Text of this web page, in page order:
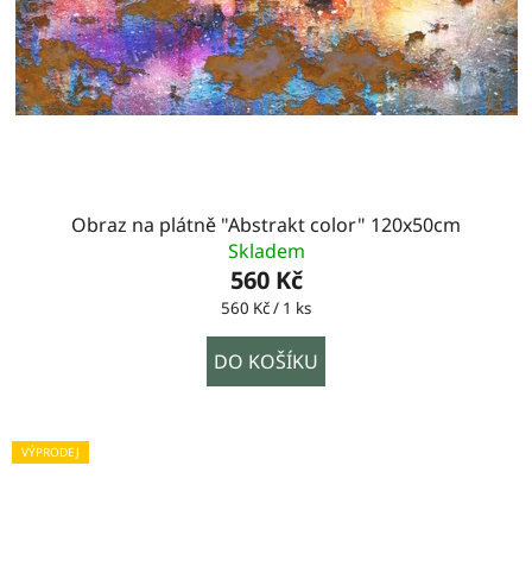
Obraz na plátně "Abstrakt color" 120x50cm
Skladem
560 Kč
Měrná
560 Kč / 1 ks
DO KOŠÍKU
VÝPRODEJ